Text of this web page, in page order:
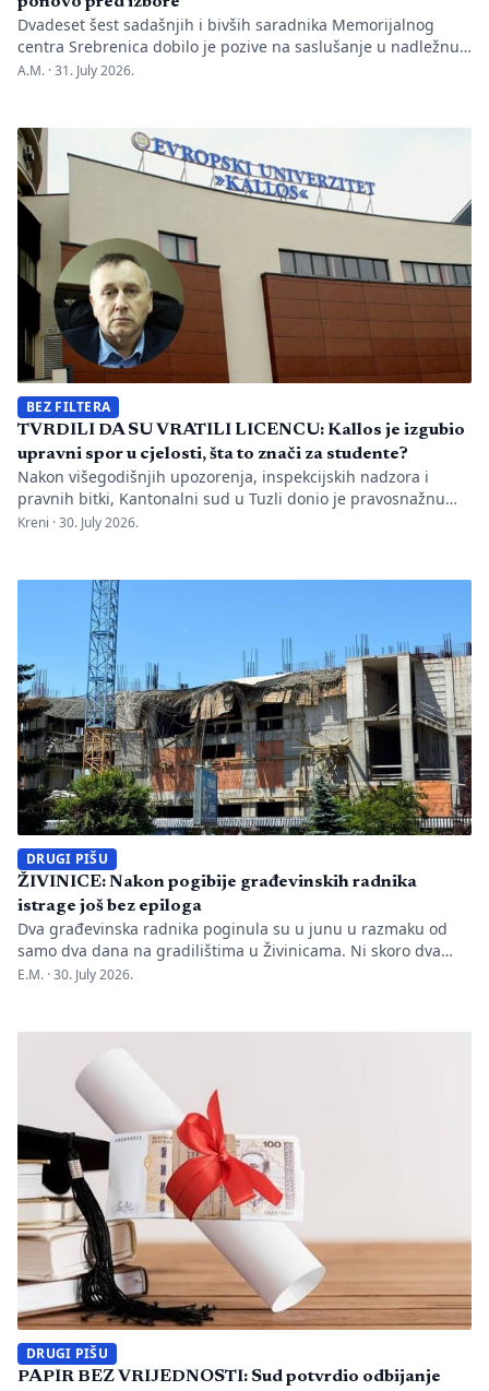
Dvadeset šest sadašnjih i bivših saradnika Memorijalnog
centra Srebrenica dobilo je pozive na saslušanje u nadležnu
policijsku stanicu po nalogu Okružnog javnog tužilaštva u
nakon predstavljanja godišnjeg Izvještaja o negiranju
genocida. Iz Memorijalnog centra upozoravaju da se
istovremeno pozivanje […]
A.M. ·31. July 2026.
BEZ FILTERA
TVRDILI DA SU VRATILI LICENCU: Kallos je izgubio
upravni spor u cjelosti, šta to znači za studente?
Nakon višegodišnjih upozorenja, inspekcijskih nadzora i
pravnih bitki, Kantonalni sud u Tuzli donio je pravosnažnu
presudu kojom se definitivno potvrđuje trajna zabrana rada
kakva je sudbina studenata koji su uložili godine i novac u
bezvrijedne indekse? Odlukom Kantonalnog suda u […]
Kreni ·30. July 2026.
DRUGI PIŠU
ŽIVINICE: Nakon pogibije građevinskih radnika
istrage još bez epiloga
Dva građevinska radnika poginula su u junu u razmaku od
samo dva dana na gradilištima u Živinicama. Ni skoro dva
mjeseca kasnije javnosti nisu poznati uzroci nesreća, niti je
Mahmutović Dok Tužilaštvo Tuzlanskog kantona sprovodi
istrage, odgovornost […]
E.M. ·30. July 2026.
DRUGI PIŠU
PAPIR BEZ VRIJEDNOSTI: Sud potvrdio odbijanje